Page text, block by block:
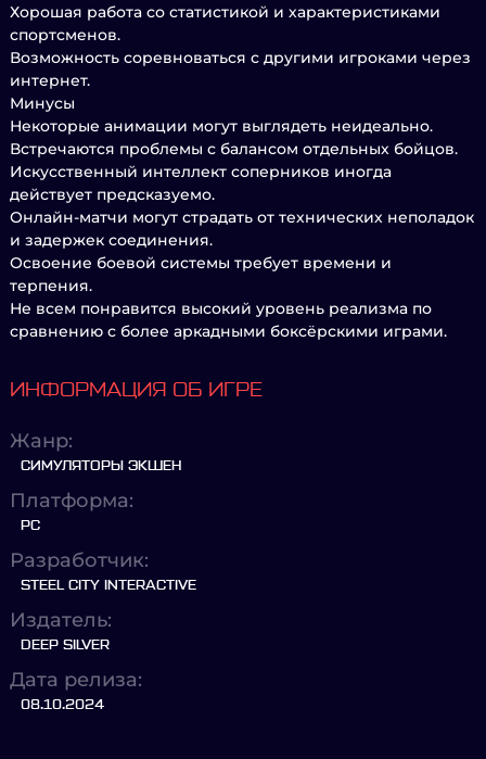
Хорошая работа со статистикой и характеристиками
спортсменов.
Возможность соревноваться с другими игроками через
интернет.
Минусы
Некоторые анимации могут выглядеть неидеально.
Встречаются проблемы с балансом отдельных бойцов.
Искусственный интеллект соперников иногда
действует предсказуемо.
Онлайн-матчи могут страдать от технических неполадок
и задержек соединения.
Освоение боевой системы требует времени и
терпения.
Не всем понравится высокий уровень реализма по
сравнению с более аркадными боксёрскими играми.
ИНФОРМАЦИЯ ОБ ИГРЕ
Жанр:
СИМУЛЯТОРЫ ЭКШЕН
Платформа:
PC
Разработчик:
STEEL CITY INTERACTIVE
Издатель:
DEEP SILVER
Дата релиза:
08.10.2024